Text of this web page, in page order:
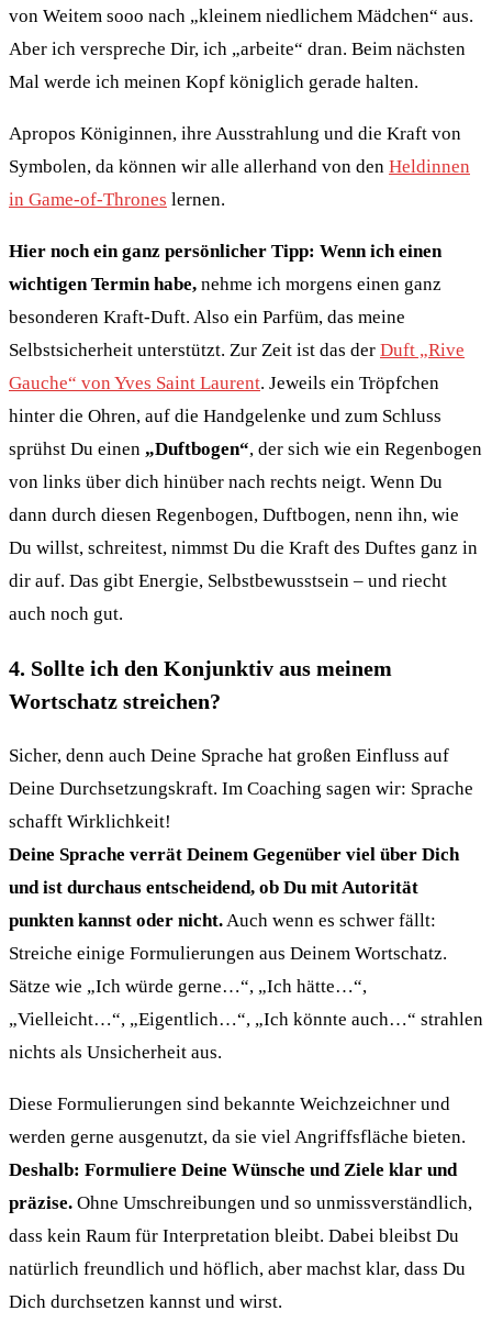
von Weitem sooo nach „kleinem niedlichem Mädchen“ aus.
Aber ich verspreche Dir, ich „arbeite“ dran. Beim nächsten
Mal werde ich meinen Kopf königlich gerade halten.
Apropos Königinnen, ihre Ausstrahlung und die Kraft von
Symbolen, da können wir alle allerhand von den Heldinnen
in Game-of-Thrones lernen.
Hier noch ein ganz persönlicher Tipp: Wenn ich einen
wichtigen Termin habe, nehme ich morgens einen ganz
besonderen Kraft-Duft. Also ein Parfüm, das meine
Selbstsicherheit unterstützt. Zur Zeit ist das der Duft „Rive
Gauche“ von Yves Saint Laurent. Jeweils ein Tröpfchen
hinter die Ohren, auf die Handgelenke und zum Schluss
sprühst Du einen „Duftbogen“, der sich wie ein Regenbogen
von links über dich hinüber nach rechts neigt. Wenn Du
dann durch diesen Regenbogen, Duftbogen, nenn ihn, wie
Du willst, schreitest, nimmst Du die Kraft des Duftes ganz in
dir auf. Das gibt Energie, Selbstbewusstsein – und riecht
auch noch gut.
4. Sollte ich den Konjunktiv aus meinem
Wortschatz streichen?
Sicher, denn auch Deine Sprache hat großen Einfluss auf
Deine Durchsetzungskraft. Im Coaching sagen wir: Sprache
schafft Wirklichkeit!
Deine Sprache verrät Deinem Gegenüber viel über Dich
und ist durchaus entscheidend, ob Du mit Autorität
punkten kannst oder nicht.Auch wenn es schwer fällt:
Streiche einige Formulierungen aus Deinem Wortschatz.
Sätze wie „Ich würde gerne…“, „Ich hätte…“,
„Vielleicht…“, „Eigentlich…“, „Ich könnte auch…“ strahlen
nichts als Unsicherheit aus.
Diese Formulierungen sind bekannte Weichzeichner und
werden gerne ausgenutzt, da sie viel Angriffsfläche bieten.
Deshalb: Formuliere Deine Wünsche und Ziele klar und
präzise. Ohne Umschreibungen und so unmissverständlich,
dass kein Raum für Interpretation bleibt. Dabei bleibst Du
natürlich freundlich und höflich, aber machst klar, dass Du
Dich durchsetzen kannst und wirst.